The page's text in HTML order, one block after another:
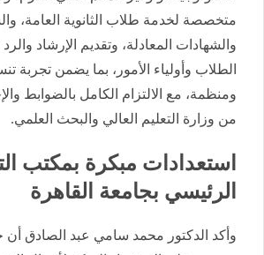
متخصصة لخدمة طلاب الثانوية العامة،
والشهادات المعادلة، وتقديم الإرشاد
الطلاب وأولياء الأمور، بما يضمن تجربة
ومنظمة، مع الالتزام الكامل بالضوابط
من وزارة التعليم العالي والبحث العلمي.
استعدادات مبكرة بمكتب
الرئيسي بجامعة القاهرة
وأكد الدكتور محمد سامي عبد الصادق أن